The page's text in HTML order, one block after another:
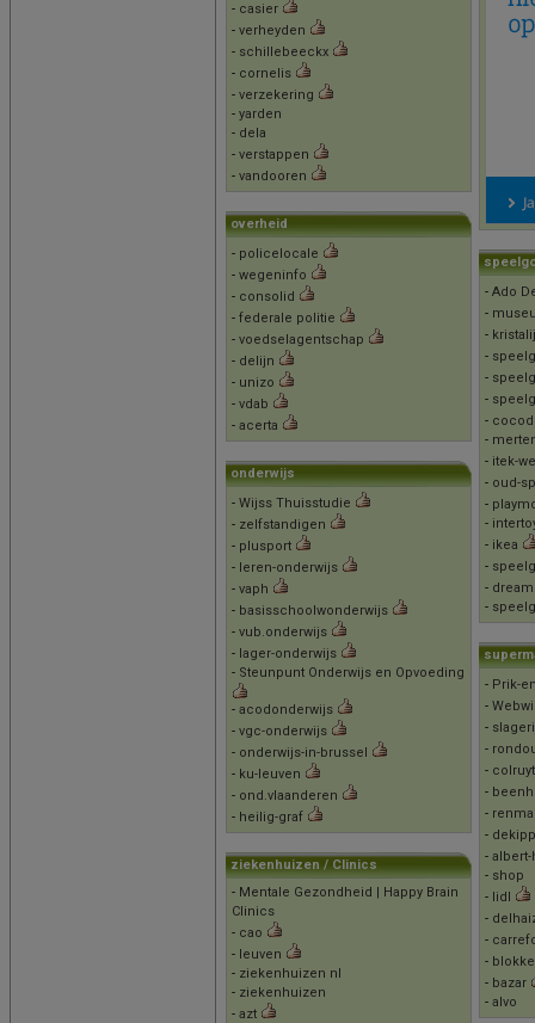
- casier
- verheyden
- schillebeeckx
- cornelis
- verzekering
- yarden
- dela
- verstappen
- vandooren
overheid
- policelocale
- wegeninfo
- consolid
- federale politie
- voedselagentschap
- delijn
- unizo
- vdab
- acerta
onderwijs
- Wijss Thuisstudie
- zelfstandigen
- plusport
- leren-onderwijs
- vaph
- basisschoolwonderwijs
- vub.onderwijs
- lager-onderwijs
- Steunpunt Onderwijs en Opvoeding
- acodonderwijs
- vgc-onderwijs
- onderwijs-in-brussel
- ku-leuven
- ond.vlaanderen
- heilig-graf
ziekenhuizen / Clinics
- Mentale Gezondheid | Happy Brain
Clinics
- cao
- leuven
- ziekenhuizen nl
- ziekenhuizen
- azt
- Ado
-
-
-
-
-
-
-
- itek-
- oud-
-
-
- ikea
-
-
-
- Prik-
-
-
-
- colruyt
-
-
-
-
- shop
- lidl
-
-
-
- bazar
- alvo